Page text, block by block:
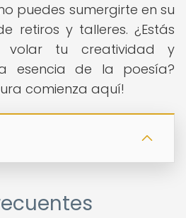
puedes sumergirte en su
retiros y talleres. ¿Estás
volar tu creatividad y
esencia de la poesía?
comienza aquí!